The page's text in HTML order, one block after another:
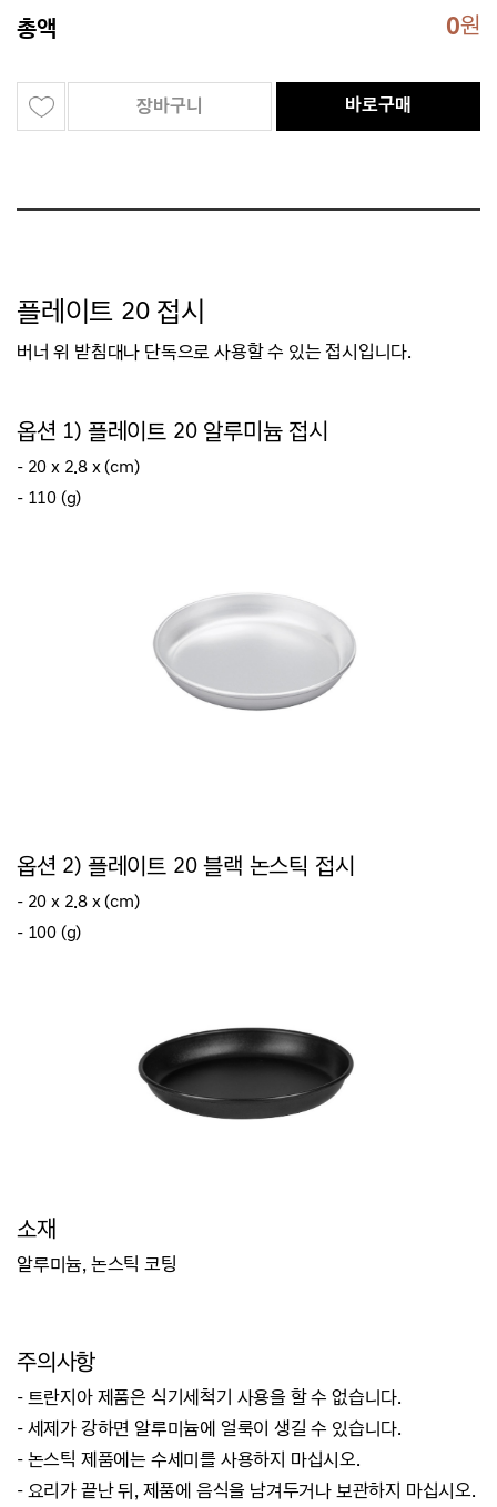
총액 0원
장바구니 바로구매
플레이트 20 접시
버너 위 받침대나 단독으로 사용할 수 있는 접시입니다.
옵션 1) 플레이트 20 알루미늄 접시
- 20 x 2.8 x (cm)
- 110 (g)
옵션 2) 플레이트 20 블랙 논스틱 접시
- 20 x 2.8 x (cm)
- 100 (g)
소재
알루미늄, 논스틱 코팅
주의사항
- 트란지아 제품은 식기세척기 사용을 할 수 없습니다.
- 세제가 강하면 알루미늄에 얼룩이 생길 수 있습니다.
- 논스틱 제품에는 수세미를 사용하지 마십시오.
- 요리가 끝난 뒤, 제품에 음식을 남겨두거나 보관하지 마십시오.